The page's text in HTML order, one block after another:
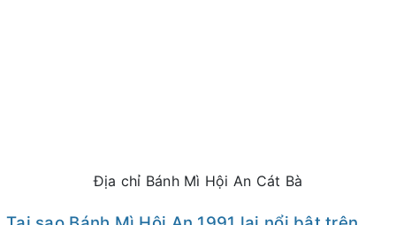
Địa chỉ Bánh Mì Hội An Cát Bà